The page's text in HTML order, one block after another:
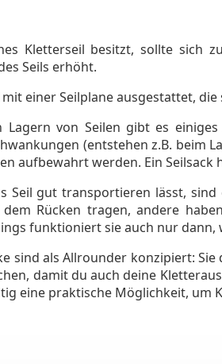
Kletterseil besitzt, sollte sich
Seils erhöht.
mit einer Seilplane ausgestattet,
Lagern von Seilen gibt es
(entstehen z.B. beim
aufbewahrt werden. Ein Seilsack
Seil gut transportieren lässt,
dem Rücken tragen, andere
funktioniert sie auch nur
sind als Allrounder konzipiert:
damit du auch deine
eine praktische Möglichkeit, um